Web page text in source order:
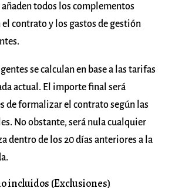
añaden todos los complementos
contrato y los gastos de gestión
se calculan en base a las tarifas
actual. El importe final será
de formalizar el contrato según las
No obstante, será nula cualquier
dentro de los 20 días anteriores a la
incluidos (Exclusiones)